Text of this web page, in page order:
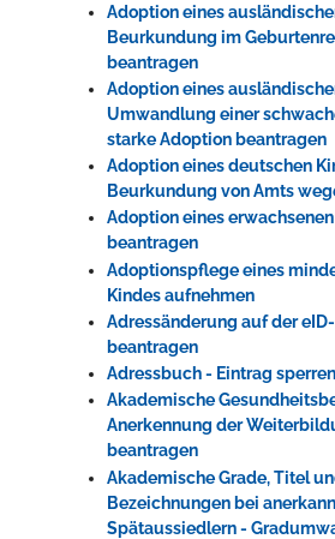
Adoption eines
Beurkundung im
beantragen
Adoption eines
Umwandlung einer
starke Adoption beantragen
Adoption eines deutschen
Beurkundung von Amts
Adoption eines
beantragen
Adoptionspflege eines
Kindes aufnehmen
Adressänderung auf der
beantragen
Adressbuch - Eintrag
Akademische
Anerkennung der
beantragen
Akademische Grade, Titel
Bezeichnungen bei
Spätaussiedlern -